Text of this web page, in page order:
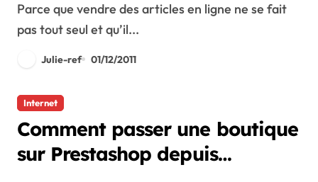
Parce que vendre des articles en ligne ne se fait
pas tout seul et qu’il...
Julie-ref 01/12/2011
Internet
Comment passer une boutique
sur Prestashop depuis